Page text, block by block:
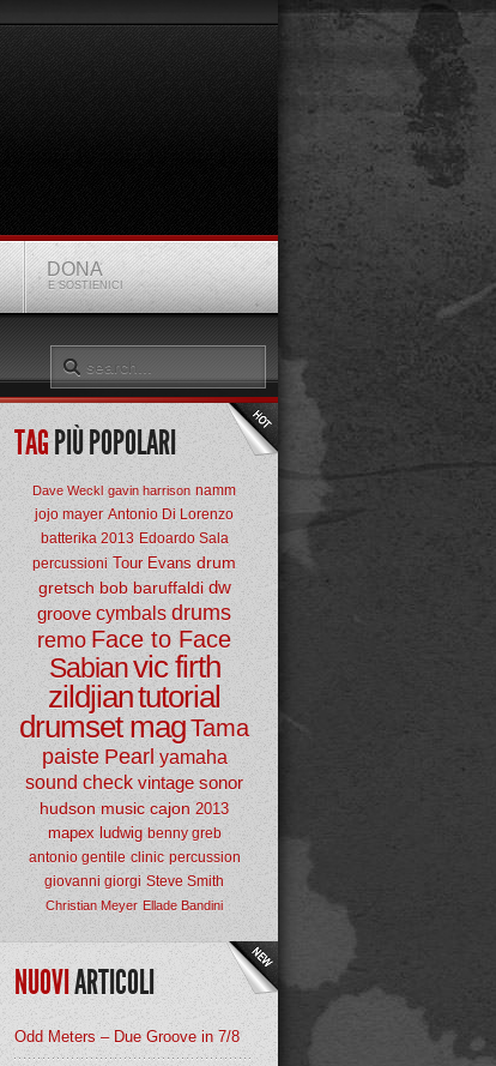
DONA
E SOSTIENICI
TAGPIÙ POPOLARI
Dave Weckl gavin harrison namm
jojo mayer Antonio Di Lorenzo
batterika 2013 Edoardo Sala
percussioni Tour Evans drum
gretsch bob baruffaldi dw
groove cymbals drums
remo Face to Face
Sabianvic firth
zildjiantutorial
drumset magTama
paiste Pearl yamaha
sound check vintage sonor
hudson music cajon 2013
mapex ludwig benny greb
antonio gentile clinic percussion
giovanni giorgi Steve Smith
Christian Meyer Ellade Bandini
NUOVIARTICOLI
Odd Meters – Due Groove in 7/8